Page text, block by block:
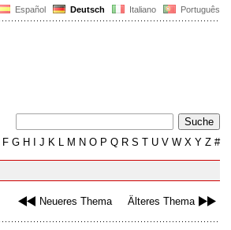
Español Deutsch Italiano Português
F G H J K L M N O P Q R S T U V W X Y Z #
Neueres Thema Älteres Thema